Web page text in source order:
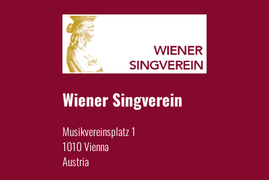
Wiener Singverein
Musikvereinsplatz 1
1010 Vienna
Austria